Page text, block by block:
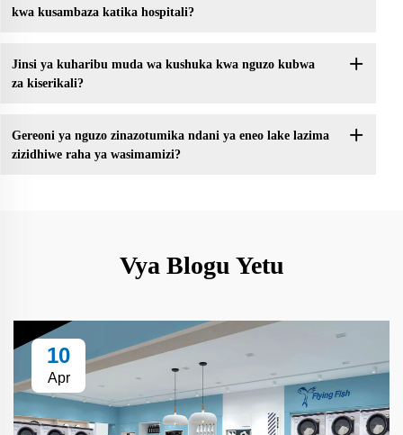
kwa kusambaza katika hospitali?
Jinsi ya kuharibu muda wa kushuka kwa nguzo kubwa
za kiserikali?
Gereoni ya nguzo zinazotumika ndani ya eneo lake lazima
zizidhiwe raha ya wasimamizi?
Vya Blogu Yetu
10
Apr